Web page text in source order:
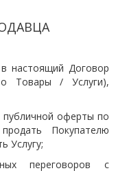
настоящий Договор
Товары / Услуги),
публичной оферты по
Покупателю
Услугу;
переговоров с